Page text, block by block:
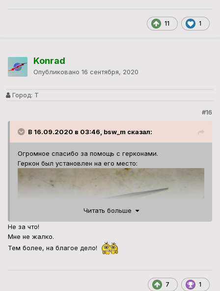
11 1
Konrad
Опубликовано 16 сентября, 2020
Город: Т
#16
В 16.09.2020 в 03:46, bsw_m сказал:
Огромное спасибо за помощь с герконами.
Геркон был установлен на его место:
Читать больше
Не за что!
Мне не жалко.
Тем более, на благое дело!
7 1